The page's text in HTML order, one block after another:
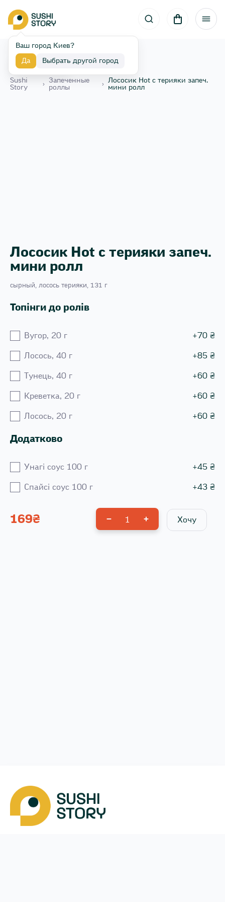
Ваш город Киев?
Да Выбрать другой город
Назад
Sushi
Story
›
Запеченные
роллы
› Лососик Hot с терияки запеч.
мини ролл
Лососик Hot с терияки запеч.
мини ролл
сырный, лосось терияки, 131 г
Топінги до ролів
Вугор, 20 г +70 ₴
Лосось, 40 г +85 ₴
Тунець, 40 г +60 ₴
Креветка, 20 г +60 ₴
Лосось, 20 г +60 ₴
Додатково
Унагі соус 100 г +45 ₴
Спайсі соус 100 г +43 ₴
169₴ 1 Хочу